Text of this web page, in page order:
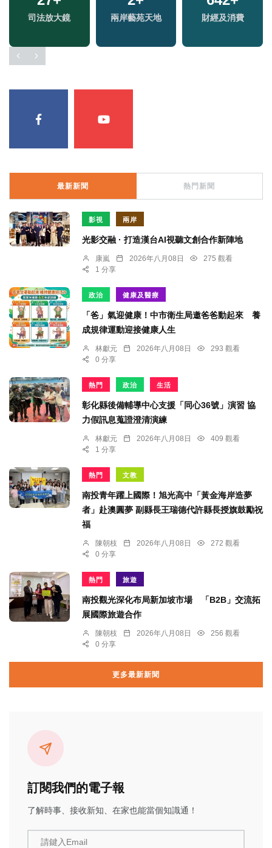
司法放大鏡 兩岸藝苑天地 財經及消費
演唱會 藝文
最新新聞 熱門新聞
影視 兩岸
光影交融 · 打造漢台AI視聽文創合作新陣地
康嵐 2026年八月08日
275 觀看
1 分享
政治 健康及醫療
「爸」氣迎健康！中市衛生局邀爸爸動起來 養
成規律運動迎接健康人生
林獻元 2026年八月08日
293 觀看
0 分享
熱門 政治 生活
彰化縣後備輔導中心支援「同心36號」演習 協
力假訊息蒐證澄清演練
林獻元 2026年八月08日
409 觀看
1 分享
熱門 文教
南投青年躍上國際！旭光高中「黃金海岸造夢
者」赴澳圓夢 副縣長王瑞德代許縣長授旗鼓勵祝
福
陳朝枝 2026年八月08日
272 觀看
0 分享
熱門 旅遊
南投觀光深化布局新加坡市場 「B2B」交流拓
展國際旅遊合作
陳朝枝 2026年八月08日
256 觀看
0 分享
更多最新新聞
訂閱我們的電子報
了解時事、接收新知、在家也能當個知識通！
請鍵入Email